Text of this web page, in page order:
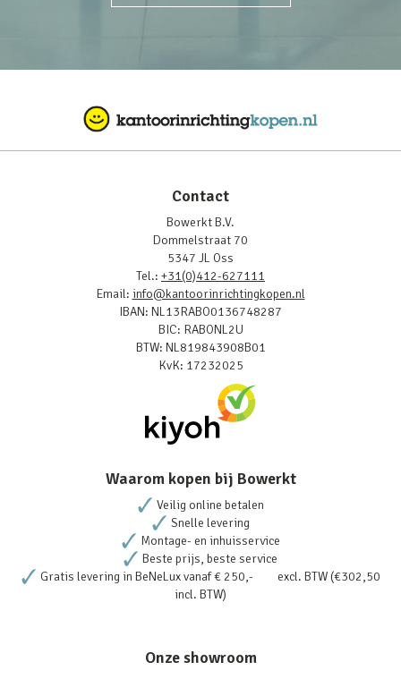
Contact
Bowerkt B.V.
Dommelstraat 70
5347 JL Oss
Tel.: +31(0)412-627111
Email: info@kantoorinrichtingkopen.nl
IBAN: NL13RABO0136748287
BIC: RABONL2U
BTW: NL819843908B01
KvK: 17232025
Waarom kopen bij Bowerkt
Veilig online betalen
Snelle levering
Montage- en inhuisservice
Beste prijs, beste service
Gratis levering in BeNeLux vanaf € 250,- excl. BTW (€302,50
incl. BTW)
Onze showroom